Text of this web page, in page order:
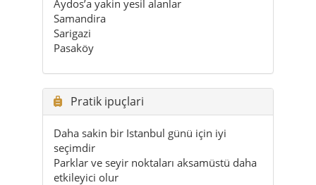
Pratik ipuçlari
Daha sakin bir Istanbul günü için iyi
seçimdir
Parklar ve seyir noktaları aksamüstü daha
etkileyici olur
Birkaç bölge gezilecekse kisa araç geçisleri
rahatlik saglar
Ilkbahar ve sonbahar en rahat dönemlerdir
Acele etmeden gezildiginde ilçe çok daha
iyi açilir